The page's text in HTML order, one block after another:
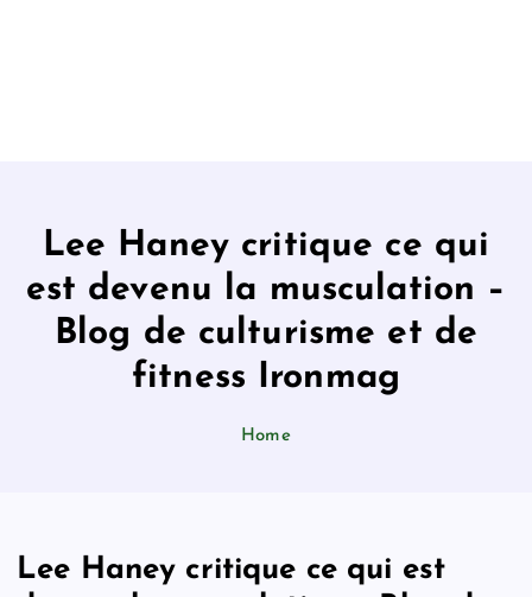
Lee Haney critique ce qui
est devenu la musculation –
Blog de culturisme et de
fitness Ironmag
Home
Lee Haney critique ce qui est